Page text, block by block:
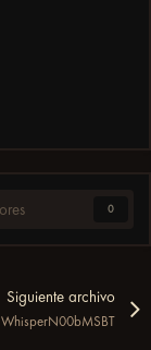
0
Siguiente archivo
WhisperN00bMSBT